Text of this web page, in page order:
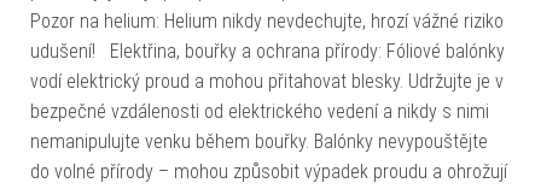
Pozor na helium: Helium nikdy nevdechujte, hrozí vážné riziko
udušení! Elektřina, bouřky a ochrana přírody: Fóliové balónky
vodí elektrický proud a mohou přitahovat blesky. Udržujte je v
bezpečné vzdálenosti od elektrického vedení a nikdy s nimi
nemanipulujte venku během bouřky. Balónky nevypouštějte
do volné přírody – mohou způsobit výpadek proudu a ohrožují